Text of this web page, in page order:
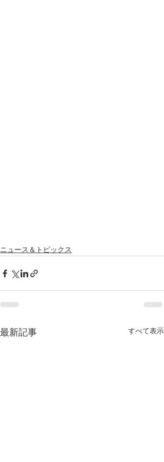
ニュース＆トピックス
最新記事 すべて表示